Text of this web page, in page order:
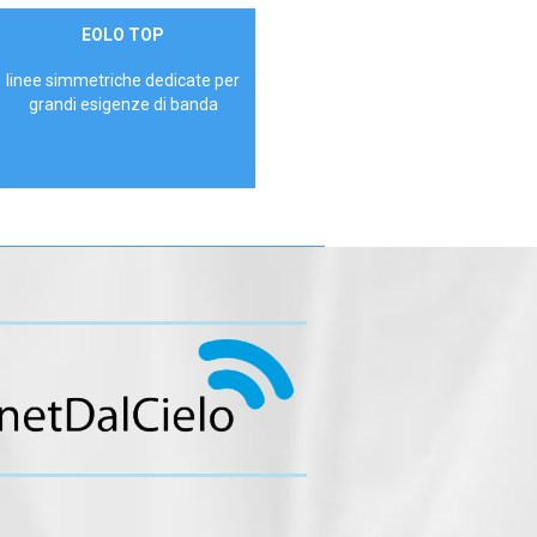
ContattaciEOLO TOP
linee simmetriche dedicate per
grandi esigenze di banda